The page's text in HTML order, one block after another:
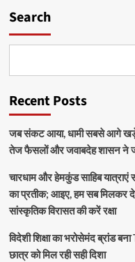
Search
Recent Posts
जब संकट आया, धामी सबसे आगे खड़े
तेज फैसलों और जवाबदेह शासन ने
चारधाम और हेमकुंड साहिब
का प्रतीक; आइए, हम सब मिलकर
सांस्कृतिक विरासत की करें रक्षा
विदेशी शिक्षा का भरोसेमंद ब्रांड
छात्र को मिल रही सही दिशा